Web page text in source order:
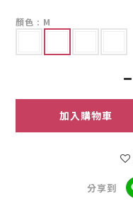
顏色 : M
加入購物車
分享到